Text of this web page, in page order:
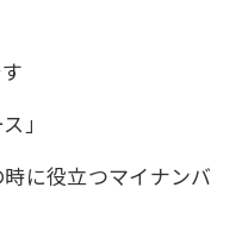
」
に役立つマイナンバ